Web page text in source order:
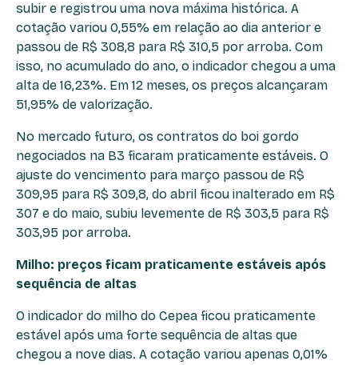
subir e registrou uma nova máxima histórica. A
cotação variou 0,55% em relação ao dia anterior e
passou de R$ 308,8 para R$ 310,5 por arroba. Com
isso, no acumulado do ano, o indicador chegou a uma
alta de 16,23%. Em 12 meses, os preços alcançaram
51,95% de valorização.
No mercado futuro, os contratos do boi gordo
negociados na B3 ficaram praticamente estáveis. O
ajuste do vencimento para março passou de R$
309,95 para R$ 309,8, do abril ficou inalterado em R$
307 e do maio, subiu levemente de R$ 303,5 para R$
303,95 por arroba.
Milho: preços ficam praticamente estáveis após
sequência de altas
O indicador do milho do Cepea ficou praticamente
estável após uma forte sequência de altas que
chegou a nove dias. A cotação variou apenas 0,01%